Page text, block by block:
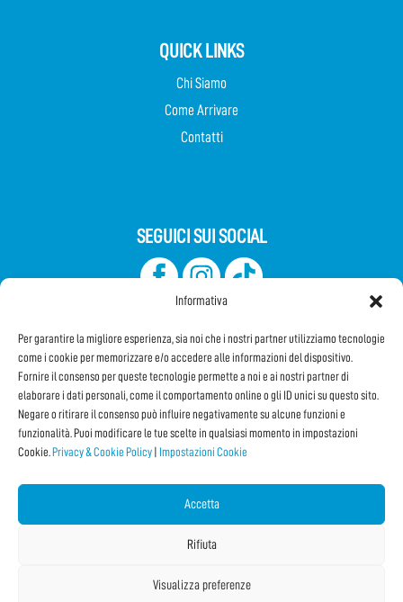
Informativa
Per garantire la migliore esperienza, sia noi che i nostri partner utilizziamo tecnologie
come i cookie per memorizzare e/o accedere alle informazioni del dispositivo.
Fornire il consenso per queste tecnologie permette a noi e ai nostri partner di
elaborare i dati personali, come il comportamento online o gli ID unici su questo sito.
Negare o ritirare il consenso può influire negativamente su alcune funzioni e
funzionalità. Puoi modificare le tue scelte in qualsiasi momento in impostazioni
Cookie. Privacy & Cookie Policy Impostazioni Cookie
Accetta
Rifiuta
Visualizza preferenze
QUICK LINKS
Chi Siamo
Come Arrivare
Contatti
SEGUICI SUI SOCIAL
Iscriviti alla Newsletter
CONDIVIDI QUESTA PAGINA!
Facebook
Copyright © 2026 Internet Festival 2026 |CreditsLa Jetée